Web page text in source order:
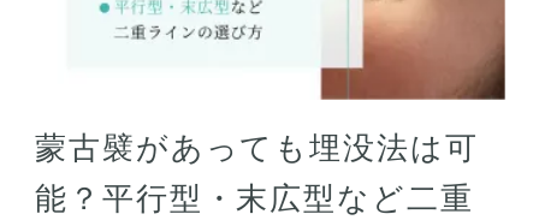
蒙古襞があっても埋没法は可
能？平行型・末広型など二重